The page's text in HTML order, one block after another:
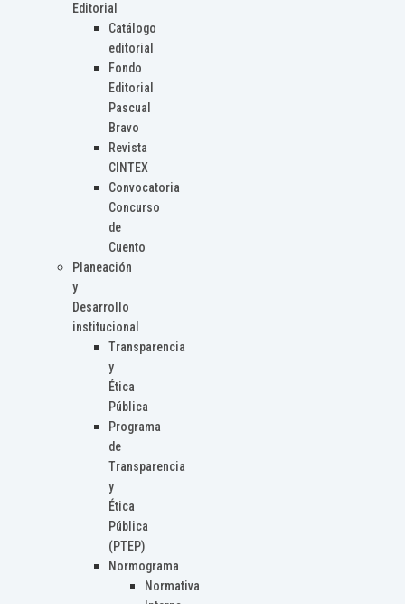
Editorial
Catálogo
editorial
Fondo
Editorial
Pascual
Bravo
Revista
CINTEX
Convocatoria
Concurso
de
Cuento
Planeación
y
Desarrollo
institucional
Transparencia
y
Ética
Pública
Programa
de
Transparencia
y
Ética
Pública
(PTEP)
Normograma
Normativa